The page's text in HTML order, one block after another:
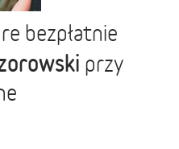
bezpłatnie
przy